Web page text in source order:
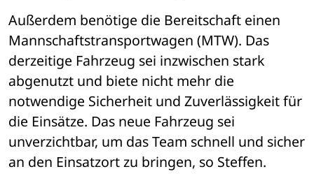
Außerdem benötige die Bereitschaft einen
Mannschaftstransportwagen (MTW). Das
derzeitige Fahrzeug sei inzwischen stark
abgenutzt und biete nicht mehr die
notwendige Sicherheit und Zuverlässigkeit für
die Einsätze. Das neue Fahrzeug sei
unverzichtbar, um das Team schnell und sicher
an den Einsatzort zu bringen, so Steffen.